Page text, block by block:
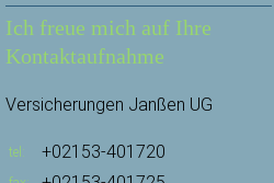
Ich freue mich auf Ihre
Kontaktaufnahme
Versicherungen Janßen UG
tel +02153-401720